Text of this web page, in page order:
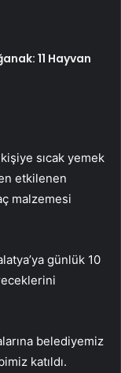
11 Hayvan
sıcak yemek
etkilenen
malzemesi
günlük 10
belediyemiz
katıldı.